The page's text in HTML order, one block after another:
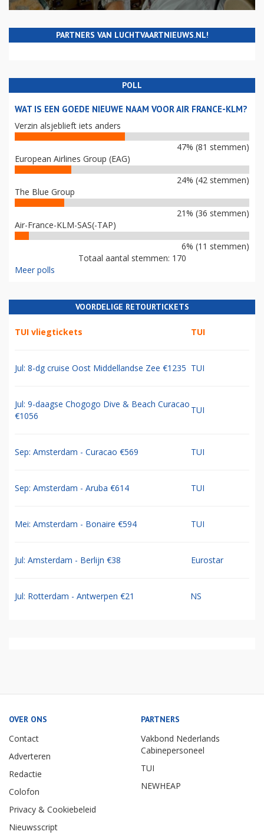
PARTNERS VAN LUCHTVAARTNIEUWS.NL!
POLL
WAT IS EEN GOEDE NIEUWE NAAM VOOR AIR FRANCE-KLM?
Verzin alsjeblieft iets anders
47% (81 stemmen)
European Airlines Group (EAG)
24% (42 stemmen)
The Blue Group
21% (36 stemmen)
Air-France-KLM-SAS(-TAP)
6% (11 stemmen)
Totaal aantal stemmen: 170
Meer polls
VOORDELIGE RETOURTICKETS
TUI vliegtickets TUI
Jul: 8-dg cruise Oost Middellandse Zee €1235 TUI
Jul: 9-daagse Chogogo Dive & Beach Curacao
€1056
TUI
Sep: Amsterdam - Curacao €569 TUI
Sep: Amsterdam - Aruba €614 TUI
Mei: Amsterdam - Bonaire €594 TUI
Jul: Amsterdam - Berlijn €38 Eurostar
Jul: Rotterdam - Antwerpen €21 NS
OVER ONS
Contact
Adverteren
Redactie
Colofon
Privacy & Cookiebeleid
Nieuwsscript
PARTNERS
Vakbond Nederlands
Cabinepersoneel
TUI
NEWHEAP